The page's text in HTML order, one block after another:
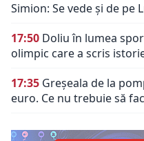
Simion: Se vede și de pe
17:50 Doliu în lumea
olimpic care a scris
17:35 Greșeala de la
euro. Ce nu trebuie să